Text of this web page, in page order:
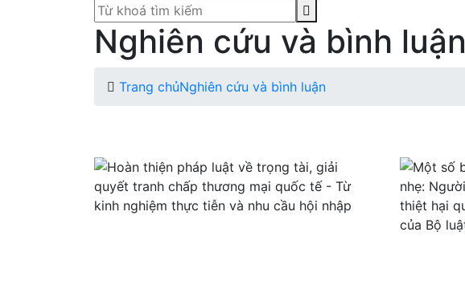
Nghiên cứu và bình luận
Trang chủNghiên cứu và bình luận